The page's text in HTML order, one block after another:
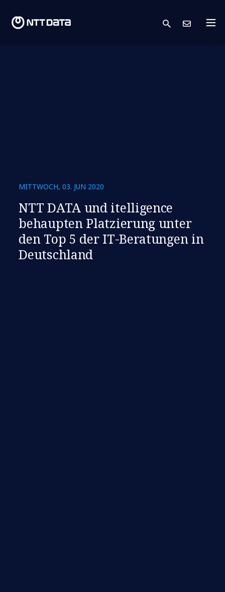
search
MITTWOCH, 03. JUN 2020
NTT DATA und itelligence
behaupten Platzierung unter
den Top 5 der IT-Beratungen in
Deutschland